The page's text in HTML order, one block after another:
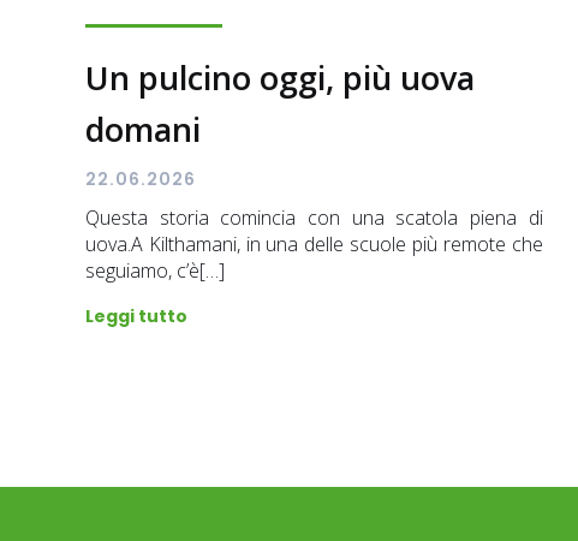
Un pulcino oggi, più uova
domani
22.06.2026
Questa storia comincia con una scatola piena di
uova.A Kilthamani, in una delle scuole più remote che
seguiamo, c’è[…]
Leggi tutto